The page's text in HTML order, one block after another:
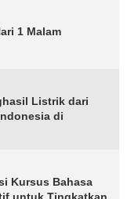
1 Malam
Listrik dari
di
Kursus Bahasa